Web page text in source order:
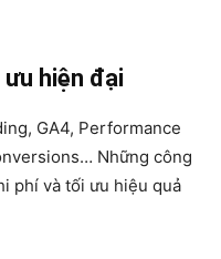
hiện đại
GA4, Performance
Những công
phí và tối ưu hiệu quả